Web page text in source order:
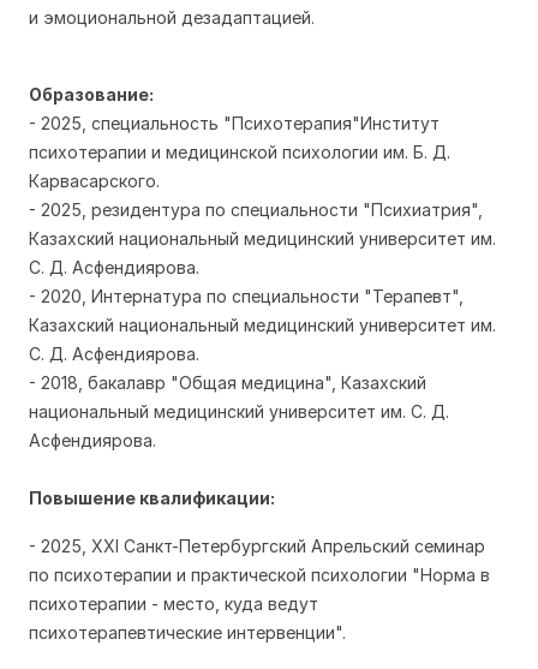
и эмоциональной дезадаптацией.
Образование:
- 2025, специальность "Психотерапия"Институт
психотерапии и медицинской психологии им. Б. Д.
Карвасарского.
- 2025, резидентура по специальности "Психиатрия",
Казахский национальный медицинский университет им.
С. Д. Асфендиярова.
- 2020, Интернатура по специальности "Терапевт",
Казахский национальный медицинский университет им.
С. Д. Асфендиярова.
- 2018, бакалавр "Общая медицина", Казахский
национальный медицинский университет им. С. Д.
Асфендиярова.
Повышение квалификации:
- 2025, XXI Санкт-Петербургский Апрельский семинар
по психотерапии и практической психологии "Норма в
психотерапии - место, куда ведут
психотерапевтические интервенции".